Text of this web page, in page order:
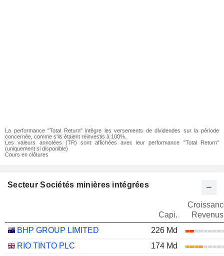
La performance "Total Return" intègre les versements de dividendes sur la période
concernée, comme s'ils étaient réinvestis à 100%.
Les valeurs annotées (TR) sont affichées avec leur performance "Total Return"
(uniquement si disponible)
Cours en clôtures
Secteur Sociétés minières intégrées
Capi.
Revenus
BHP GROUP LIMITED
226 Md
RIO TINTO PLC
174 Md